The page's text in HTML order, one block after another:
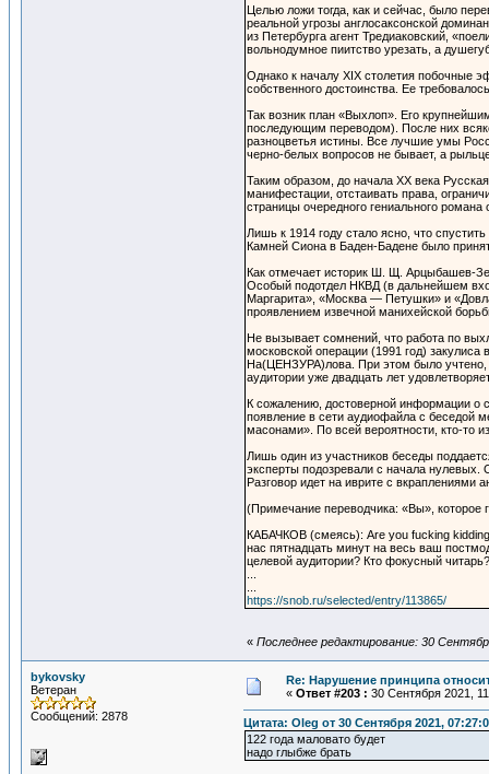
Целью ложи тогда, как и сейчас, было
реальной угрозы англосаксонской
из Петербурга агент Тредиаковский,
вольнодумное пиитство урезать, а
Однако к началу XIX столетия побочные
собственного достоинства. Ее
Так возник план «Выхлоп». Его
последующим переводом). После них
разноцветья истины. Все лучшие умы
черно-белых вопросов не бывает, а
Таким образом, до начала XX века
манифестации, отстаивать права,
страницы очередного гениального романа
Лишь к 1914 году стало ясно, что
Камней Сиона в Баден-Бадене было
Как отмечает историк Ш. Щ. Арцыбашев-
Особый подотдел НКВД (в дальнейшем
Маргарита», «Москва — Петушки» и
проявлением извечной манихейской
Не вызывает сомнений, что работа по
московской операции (1991 год)
На(ЦЕНЗУРА)лова. При этом было учтено,
аудитории уже двадцать лет
К сожалению, достоверной информации о
появление в сети аудиофайла с беседой
масонами». По всей вероятности, кто-то
Лишь один из участников беседы
эксперты подозревали с начала
Разговор идет на иврите с вкраплениями
(Примечание переводчика: «Вы», которое
КАБАЧКОВ (смеясь): Are you fucking
нас пятнадцать минут на весь ваш
целевой аудитории? Кто фокусный читарь?
https://snob.ru/selected/entry/113865/
« Последнее редактирование: 30
bykovsky
Ветеран
Сообщений: 2878
Re: Нарушение принципа
« Ответ #203 : 30 Сентября 2021,
Цитата: Oleg от 30 Сентября 2021,
122 года маловато будет
надо глыбже брать